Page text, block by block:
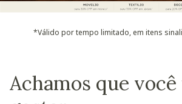
*Válido por tempo limitado, em itens
Achamos que você